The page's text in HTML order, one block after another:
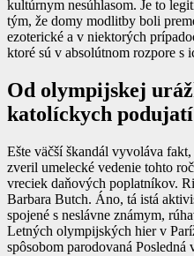
kultúrnym nesúhlasom. Je to
tým, že domy modlitby boli
ezoterické a v niektorých
ktoré sú v absolútnom rozpore s
Od olympijskej
katolíckych
Ešte väčší škandál vyvoláva
zveril umelecké vedenie tohto
vreciek daňových poplatníkov.
Barbara Butch. Áno, tá istá
spojené s neslávne známym,
Letných olympijských hier v
spôsobom parodovaná Posledná